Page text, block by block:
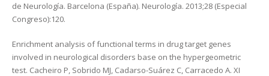
de Neurología. Barcelona (España). Neurología. 2013;28 (Especial
Congreso):120.
Enrichment analysis of functional terms in drug target genes
involved in neurological disorders base on the hypergeometric
test. Cacheiro P, Sobrido MJ, Cadarso-Suárez C, Carracedo A. XI